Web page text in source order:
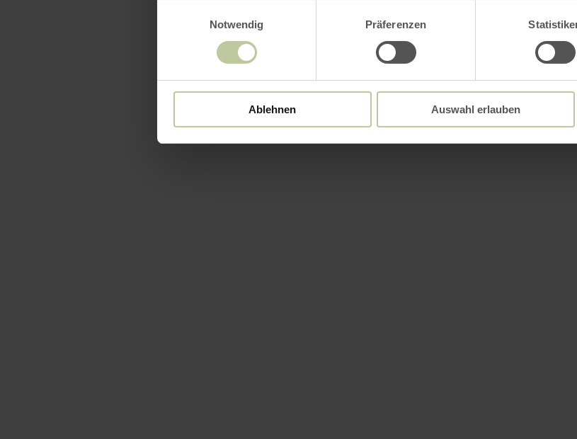
Notwendig
Präferenzen
Ablehnen Auswahl erlauben